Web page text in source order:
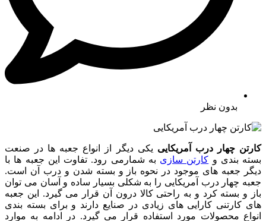
بدون نظر
کارتن چهار درب آمریکایی یکی دیگر از انواع جعبه ها در صنعت
بسته بندی و کارتن سازی به شمارمی رود. تفاوت این جعبه ها با
دیگر جعبه های موجود در نحوه باز و بسته شدن و درب آن است.
جعبه چهار درب آمریکایی را به شکلی بسیار ساده و آسان می توان
باز و بسته کرد و به راحتی کالا درون آن قرار می گیرد. این جعبه
های کارتنی کارایی های زیادی در صنایع دارند و برای بسته بندی
انواع محصولات مورد استفاده قرار می گیرد. در ادامه به موارد